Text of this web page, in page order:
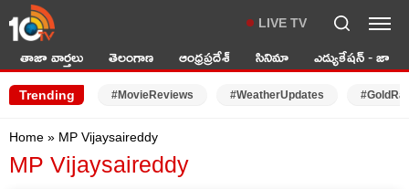
LIVE TV
తాజా వార్తలు తెలంగాణ ఆంధ్రప్రదేశ్ సినిమా ఎడ్యుకేషన్ - జాబ్స్
Trending #MovieReviews #WeatherUpdates
Home » MP Vijaysaireddy
MP Vijaysaireddy